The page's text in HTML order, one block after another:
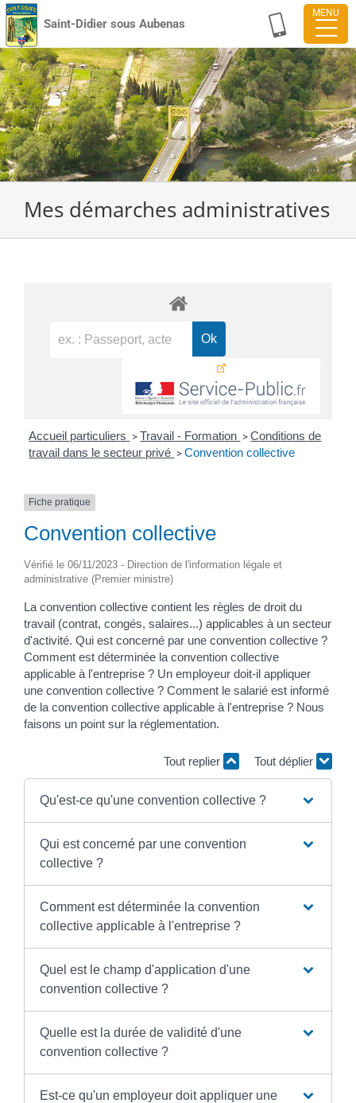
Passer
au
contenu
Saint-Didier sous Aubenas
Mes démarches administratives
Accueil particuliers > Travail - Formation > Conditions de
travail dans le secteur privé > Convention collective
Fiche pratique
Convention collective
Vérifié le 06/11/2023 - Direction de l'information légale et
administrative (Premier ministre)
La convention collective contient les règles de droit du
travail (contrat, congés, salaires...) applicables à un secteur
d'activité. Qui est concerné par une convention collective ?
Comment est déterminée la convention collective
applicable à l'entreprise ? Un employeur doit-il appliquer
une convention collective ? Comment le salarié est informé
de la convention collective applicable à l'entreprise ? Nous
faisons un point sur la réglementation.
Tout replier Tout déplier
Qu'est-ce qu'une convention collective ?
Qui est concerné par une convention
collective ?
Comment est déterminée la convention
collective applicable à l'entreprise ?
Quel est le champ d'application d'une
convention collective ?
Quelle est la durée de validité d'une
convention collective ?
Est-ce qu'un employeur doit appliquer une